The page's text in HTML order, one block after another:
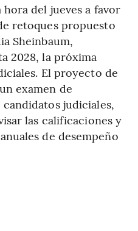
del jueves a favor
retoques propuesto
Sheinbaum,
2028, la próxima
El proyecto de
examen de
judiciales,
las calificaciones y
de desempeño